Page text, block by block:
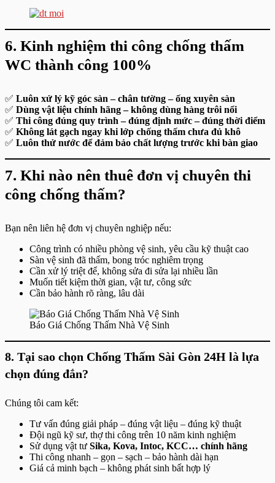
6. Kinh nghiệm thi công chống thấm
WC thành công 100%
✅ Luôn xử lý kỹ góc sàn – chân tường – ống xuyên sàn
✅ Dùng vật liệu chính hãng – không dùng hàng trôi nổi
✅ Thi công đúng quy trình – đúng định mức – đúng thời điểm
✅ Không lát gạch ngay khi lớp chống thấm chưa đủ khô
✅ Luôn thử nước để đảm bảo chất lượng trước khi bàn giao
7. Khi nào nên thuê đơn vị chuyên thi
công chống thấm?
Bạn nên liên hệ đơn vị chuyên nghiệp nếu:
Công trình có nhiều phòng vệ sinh, yêu cầu kỹ thuật cao
Sàn vệ sinh đã thấm, bong tróc nghiêm trọng
Cần xử lý triệt để, không sửa đi sửa lại nhiều lần
Muốn tiết kiệm thời gian, vật tư, công sức
Cần bảo hành rõ ràng, lâu dài
Báo Giá Chống Thấm Nhà Vệ Sinh
8. Tại sao chọn Chống Thấm Sài Gòn 24H là lựa
chọn đúng đắn?
Chúng tôi cam kết:
Tư vấn đúng giải pháp – đúng vật liệu – đúng kỹ thuật
Đội ngũ kỹ sư, thợ thi công trên 10 năm kinh nghiệm
Sử dụng vật tư Sika, Kova, Intoc, KCC… chính hãng
Thi công nhanh – gọn – sạch – bảo hành dài hạn
Giá cả minh bạch – không phát sinh bất hợp lý